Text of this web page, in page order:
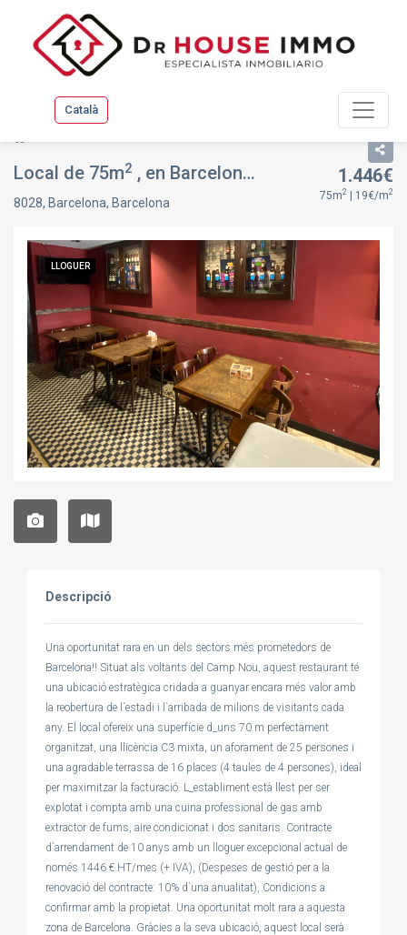
Català
Local de 75m2 , en Barcelona, Les Corts, Barcelona
8028, Barcelona, Barcelona
1.446€
75m2 | 19€/m2
LLOGUER
Descripció
Una oportunitat rara en un dels sectors més prometedors de
Barcelona!! Situat als voltants del Camp Nou, aquest restaurant té
una ubicació estratègica cridada a guanyar encara més valor amb
la reobertura de l`estadi i l`arribada de milions de visitants cada
any. El local ofereix una superfície d_uns 70 m perfectament
organitzat, una llicència C3 mixta, un aforament de 25 persones i
una agradable terrassa de 16 places (4 taules de 4 persones), ideal
per maximitzar la facturació. L_establiment està llest per ser
explotat i compta amb una cuina professional de gas amb
extractor de fums, aire condicionat i dos sanitaris. Contracte
d`arrendament de 10 anys amb un lloguer excepcional actual de
només 1446 € HT/mes (+ IVA), (Despeses de gestió per a la
renovació del contracte: 10% d`una anualitat), Condicions a
confirmar amb la propietat. Una oportunitat molt rara a aquesta
zona de Barcelona. Gràcies a la seva ubicació, aquest local serà